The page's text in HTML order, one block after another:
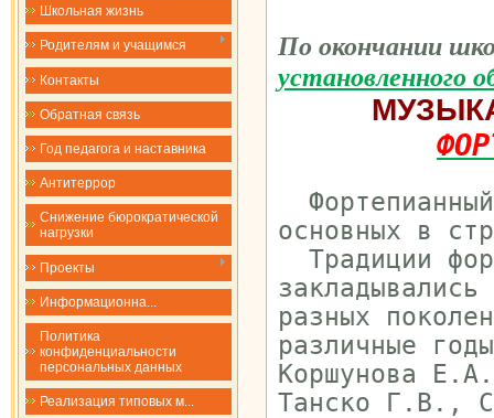
Школьная жизнь
Родителям и учащимся
Контакты
Обратная связь
Год педагога и наставника
Антитеррор
Снижение бюрократической
нагрузки
Проекты
​​​​​​​Информационна...
Политика
конфиденциальности
персональных данных
Реализация типовых м...
По окончании
установленного
основных в
Традиции
разных
различные
Коршунова
Танско Г.В.,